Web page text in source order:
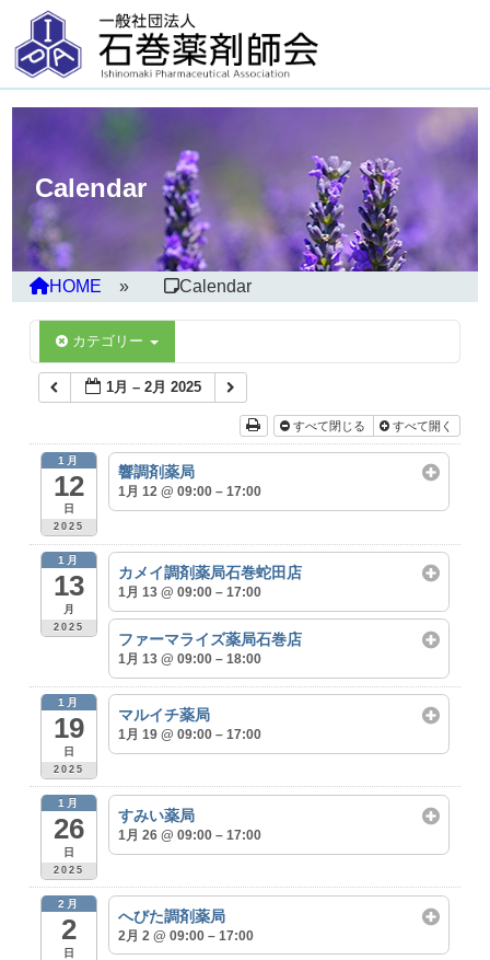
Calendar
HOME Calendar
カテゴリー
1月 – 2月 2025
すべて閉じる すべて開く
1月
12
日
2025
響調剤薬局
1月 12 @ 09:00 – 17:00
1月
13
月
2025
カメイ調剤薬局石巻蛇田店
1月 13 @ 09:00 – 17:00
ファーマライズ薬局石巻店
1月 13 @ 09:00 – 18:00
1月
19
日
2025
マルイチ薬局
1月 19 @ 09:00 – 17:00
1月
26
日
2025
すみい薬局
1月 26 @ 09:00 – 17:00
2月
2
日
へびた調剤薬局
2月 2 @ 09:00 – 17:00